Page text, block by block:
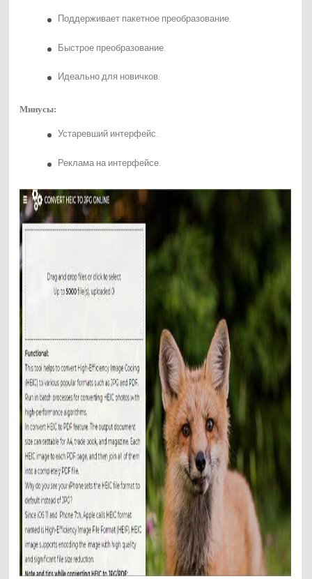
Поддерживает пакетное преобразование.
Быстрое преобразование.
Идеально для новичков.
Минусы:
Устаревший интерфейс.
Реклама на интерфейсе.